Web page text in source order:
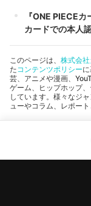
『ONE PIECE
カードでの本人
このページは、 株式会
たコンテンツポリシー
芸、アニメや漫画、
ゲーム、ヒップホップ
しています。様々なジ
ューやコラム、レポー